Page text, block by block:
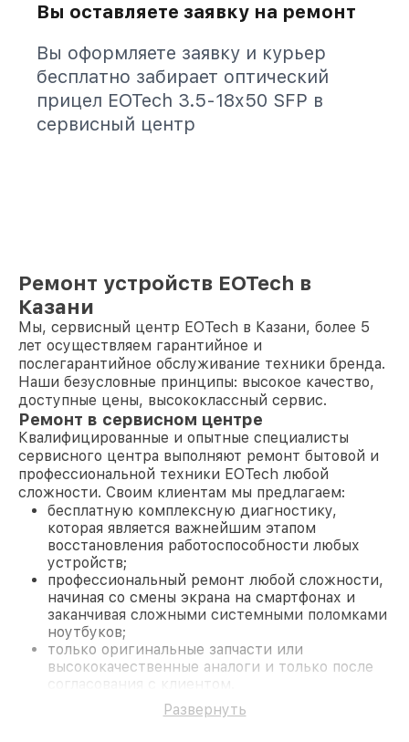
Вы оставляете заявку на ремонт
Вы оформляете заявку и курьер
бесплатно забирает оптический
прицел EOTech 3.5-18x50 SFP в
сервисный центр
Ремонт устройств EOTech в
Казани
Мы, сервисный центр EOTech в Казани, более 5
лет осуществляем гарантийное и
послегарантийное обслуживание техники бренда.
Наши безусловные принципы: высокое качество,
доступные цены, высококлассный сервис.
Ремонт в сервисном центре
Квалифицированные и опытные специалисты
сервисного центра выполняют ремонт бытовой и
профессиональной техники EOTech любой
сложности. Своим клиентам мы предлагаем:
бесплатную комплексную диагностику,
которая является важнейшим этапом
восстановления работоспособности любых
устройств;
профессиональный ремонт любой сложности,
начиная со смены экрана на смартфонах и
заканчивая сложными системными поломками
ноутбуков;
только оригинальные запчасти или
высококачественные аналоги и только после
согласования с клиентом.
На все работы и замененные комплектующие
предоставляется длительная гарантия. В случае
Развернуть